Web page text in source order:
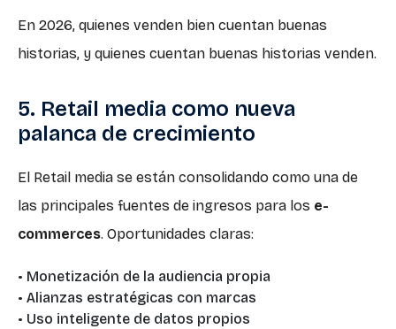
En 2026, quienes venden bien cuentan buenas
historias, y quienes cuentan buenas historias venden.
5. Retail media como nueva
palanca de crecimiento
El Retail media se están consolidando como una de
las principales fuentes de ingresos para los e-
commerces. Oportunidades claras:
• Monetización de la audiencia propia
• Alianzas estratégicas con marcas
• Uso inteligente de datos propios